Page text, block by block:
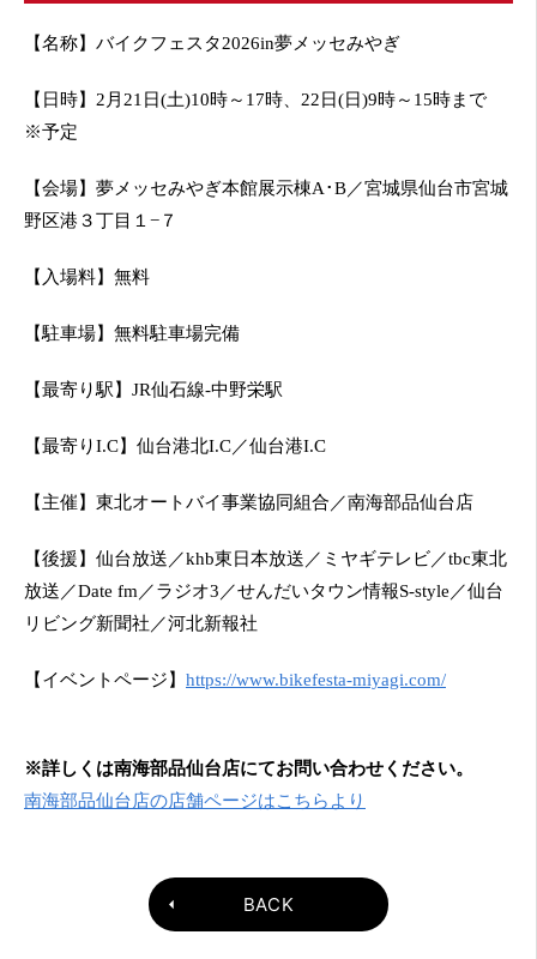
【名称】バイクフェスタ2026in夢メッセみやぎ
【日時】2月21日(土)10時～17時、22日(日)9時～15時まで
※予定
【会場】夢メッセみやぎ本館展示棟A･B／宮城県仙台市宮城
野区港３丁目１−７
【入場料】無料
【駐車場】無料駐車場完備
【最寄り駅】JR仙石線-中野栄駅
【最寄りI.C】仙台港北I.C／仙台港I.C
【主催】東北オートバイ事業協同組合／南海部品仙台店
【後援】仙台放送／khb東日本放送／ミヤギテレビ／tbc東北
放送／Date fm／ラジオ3／せんだいタウン情報S-style／仙台
リビング新聞社／河北新報社
【イベントページ】 https://www.bikefesta-miyagi.com/
※詳しくは南海部品仙台店にてお問い合わせください。
南海部品仙台店の店舗ページはこちらより
BACK